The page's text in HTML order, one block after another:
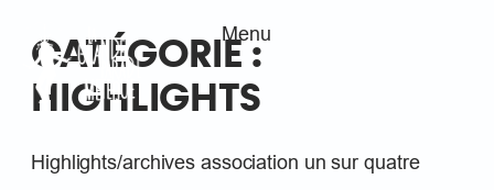
Aller
contenu
Menu
CATÉGORIE :
HIGHLIGHTS
Highlights/archives association un sur quatre